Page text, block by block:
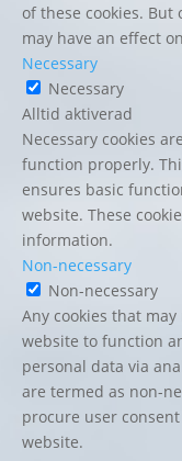
of these cookies. But
may have an effect
Necessary
Necessary
Alltid aktiverad
Necessary cookies
function properly.
ensures basic
website. These
information.
Non-necessary
Non-necessary
Any cookies that
website to function
personal data via
are termed as non-
procure user
website.